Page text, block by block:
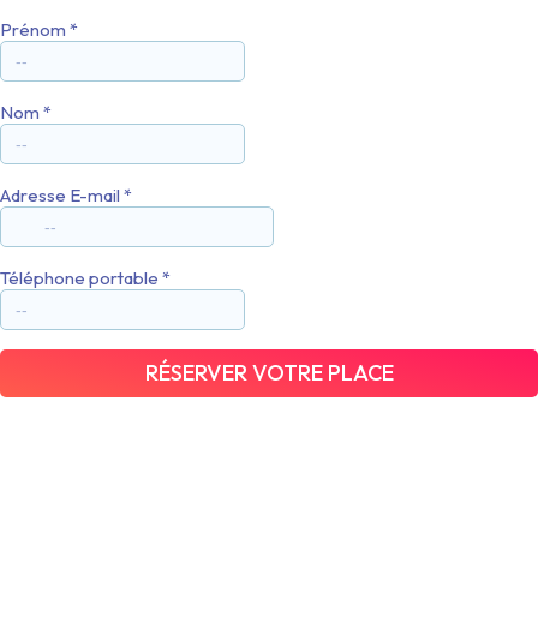
Prénom *
Nom *
Adresse E-mail *
Téléphone portable *
RÉSERVER VOTRE PLACE